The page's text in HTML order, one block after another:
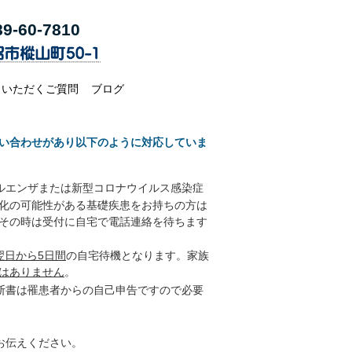
60-7810
ただくご質問 ブログ
合わせがあり以下のように対応していま
ンザまたは新型コロナウイルス感染症
の可能性がある基礎疾患をお持ちの方は
の時は受付に自宅で電話連絡を待ちます
日から5日間の自宅待機となります。家族
ありません。
は罹患者からの自己申告ですので必要
えください。